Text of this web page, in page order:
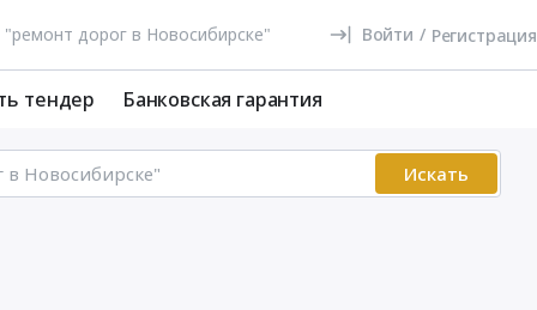
Войти / Регистрация
тендер Банковская гарантия
Искать